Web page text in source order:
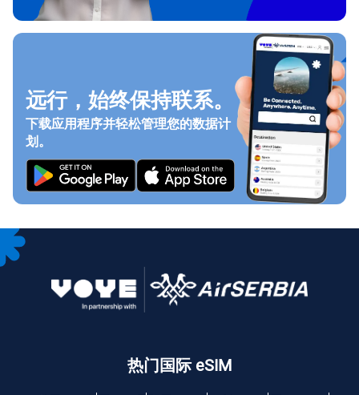
远行，始终保持联系。
下载应用程序并轻松管理您的数据计
划。
热门国际 eSIM